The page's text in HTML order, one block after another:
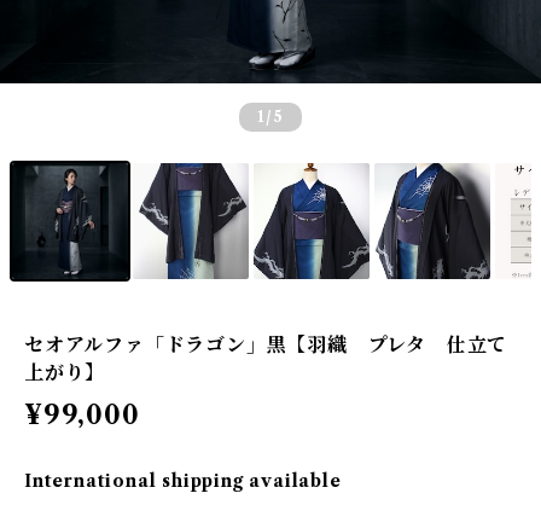
1 /5
セオアルファ「ドラゴン」黒【羽織 プレタ 仕立て
上がり】
¥99,000
International shipping available